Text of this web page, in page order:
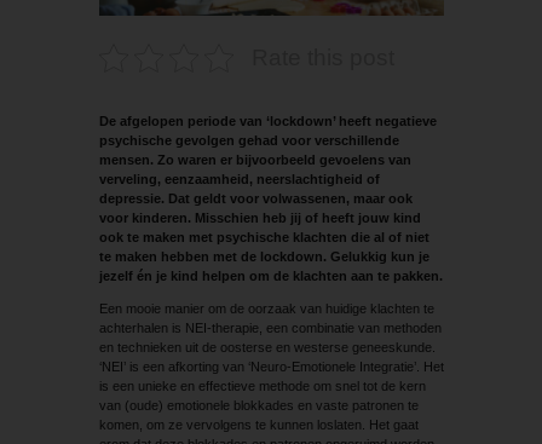
De afgelopen periode van ‘lockdown’ heeft negatieve
psychische gevolgen gehad voor verschillende
mensen. Zo waren er bijvoorbeeld gevoelens van
verveling, eenzaamheid, neerslachtigheid of
depressie. Dat geldt voor volwassenen, maar ook
voor kinderen. Misschien heb jij of heeft jouw kind
ook te maken met psychische klachten die al of niet
te maken hebben met de lockdown. Gelukkig kun je
jezelf én je kind helpen om de klachten aan te pakken.
Een mooie manier om de oorzaak van huidige klachten te
achterhalen is NEI-therapie, een combinatie van methoden
en technieken uit de oosterse en westerse geneeskunde.
‘NEI’ is een afkorting van ‘Neuro-Emotionele Integratie’. Het
is een unieke en effectieve methode om snel tot de kern
van (oude) emotionele blokkades en vaste patronen te
komen, om ze vervolgens te kunnen loslaten. Het gaat